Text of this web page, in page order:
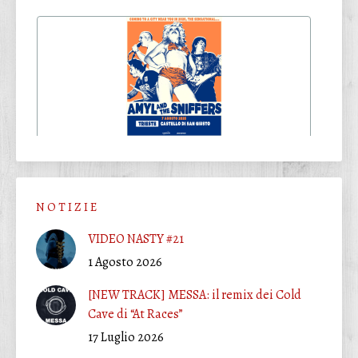
N O T I Z I E
VIDEO NASTY #21
1 Agosto 2026
[NEW TRACK] MESSA: il remix dei Cold
Cave di “At Races”
17 Luglio 2026